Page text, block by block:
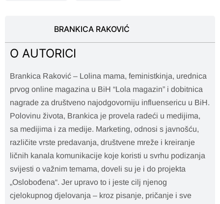
BRANKICA RAKOVIĆ
O AUTORICI
Brankica Raković – Lolina mama, feministkinja, urednica
prvog online magazina u BiH “Lola magazin” i dobitnica
nagrade za društveno najodgovorniju influensericu u BiH.
Polovinu života, Brankica je provela radeći u medijima,
sa medijima i za medije. Marketing, odnosi s javnošću,
različite vrste predavanja, društvene mreže i kreiranje
ličnih kanala komunikacije koje koristi u svrhu podizanja
svijesti o važnim temama, doveli su je i do projekta
„Oslobođena“. Jer upravo to i jeste cilj njenog
cjelokupnog djelovanja – kroz pisanje, pričanje i sve